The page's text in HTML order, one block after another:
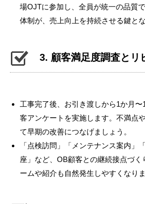
場OJTに参加し、全員が統一の品質
体制が、売上向上を持続させる鍵とな
3. 顧客満足度調査とリ
工事完了後、お引き渡しから1か月
客アンケートを実施します。不満点
て早期の改善につなげましょう。
「点検訪問」「メンテナンス案内」
座」など、OB顧客との継続接点づく
ームや紹介も自然発生しやすくなりま